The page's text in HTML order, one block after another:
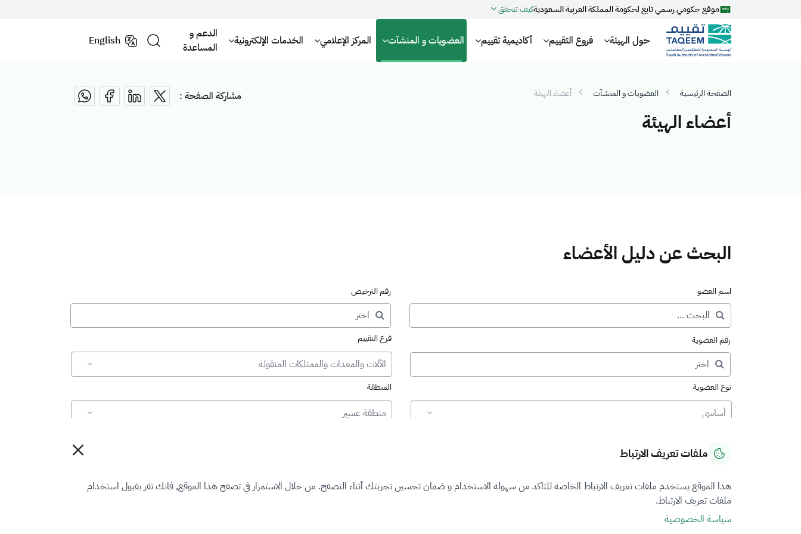
موقع حكومي رسمي تابع لحكومة المملكة العربية السعوديةكيف تتحقق
حول الهيئة فروع التقييم أكاديمية تقييم العضويات و المنشآت المركز الإعلامي الخدمات الإلكترونية
الدعم و
المساعدة
English
الصفحة الرئيسية العضويات و المنشآت أعضاء الهيئة مشاركة الصفحة :
أعضاء الهيئة
البحث عن دليل الأعضاء
اسم العضو رقم الترخيص
رقم العضوية فرع التقييم
الآلات والمعدات والممتلكات المنقولة
نوع العضوية
أساسي
المنطقة
منطقة عسير
إعادة تعيين ملفات تعريف الارتباط
هذا الموقع يستخدم ملفات تعريف الارتباط الخاصة للتاكد من سهولة الاستخدام و ضمان تحسين تجربتك أثناء التصفح. من خلال الاستمرار في تصفح هذا الموقع, فانك تقر بقبول استخدام
ملفات تعريف الارتباط.
سياسة الخصوصية